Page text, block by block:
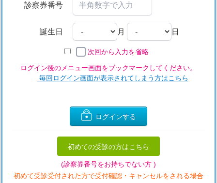
診察券番号
誕生日 月 日
次回から入力を省略
ログイン後のメニュー画面をブックマークしてください。
毎回ログイン画面が表示されてしまう方はこちら
ログインする
初めての受診の方はこちら
(診察券番号をお持ちでない方 )
初めて受診受付された方で受付確認・キャンセルをされる場合